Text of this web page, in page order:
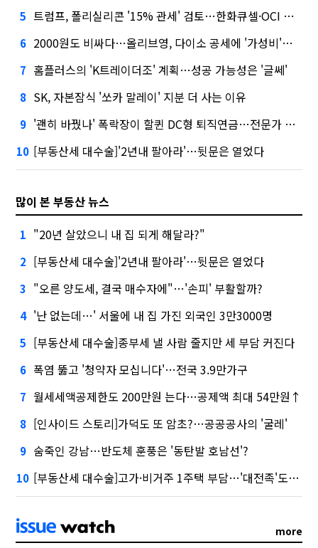
5 트럼프, 폴리실리콘 '15% 관세' 검토…한화큐셀·OCI 영향은?
6 2000원도 비싸다…올리브영, 다이소 공세에 '가성비'로 맞불
7 홈플러스의 'K트레이더조' 계획…성공 가능성은 '글쎄'
8 SK, 자본잠식 '쏘카 말레이' 지분 더 사는 이유
9 '괜히 바꿨나' 폭락장이 할퀸 DC형 퇴직연금…전문가 조언은
10 [부동산세 대수술]'2년내 팔아라'…뒷문은 열었다
많이 본 부동산 뉴스
1 "20년 살았으니 내 집 되게 해달라?"
2 [부동산세 대수술]'2년내 팔아라'…뒷문은 열었다
3 "오른 양도세, 결국 매수자에"…'손피' 부활할까?
4 '난 없는데…' 서울에 내 집 가진 외국인 3만3000명
5 [부동산세 대수술]종부세 낼 사람 줄지만 세 부담 커진다
6 폭염 뚫고 '청약자 모십니다'…전국 3.9만가구
7 월세세액공제한도 200만원 는다…공제액 최대 54만원↑
8 [인사이드 스토리]가덕도 또 암초?…공공공사의 '굴레'
9 숨죽인 강남…반도체 훈풍은 '동탄발 호남선'?
10 [부동산세 대수술]고가·비거주 1주택 부담…'대전족'도 불똥
more